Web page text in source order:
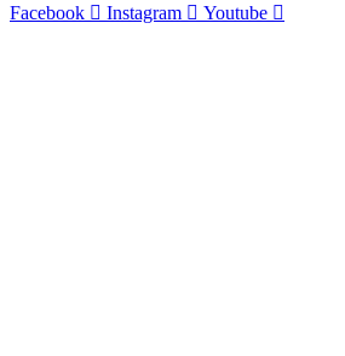
Facebook Instagram Youtube